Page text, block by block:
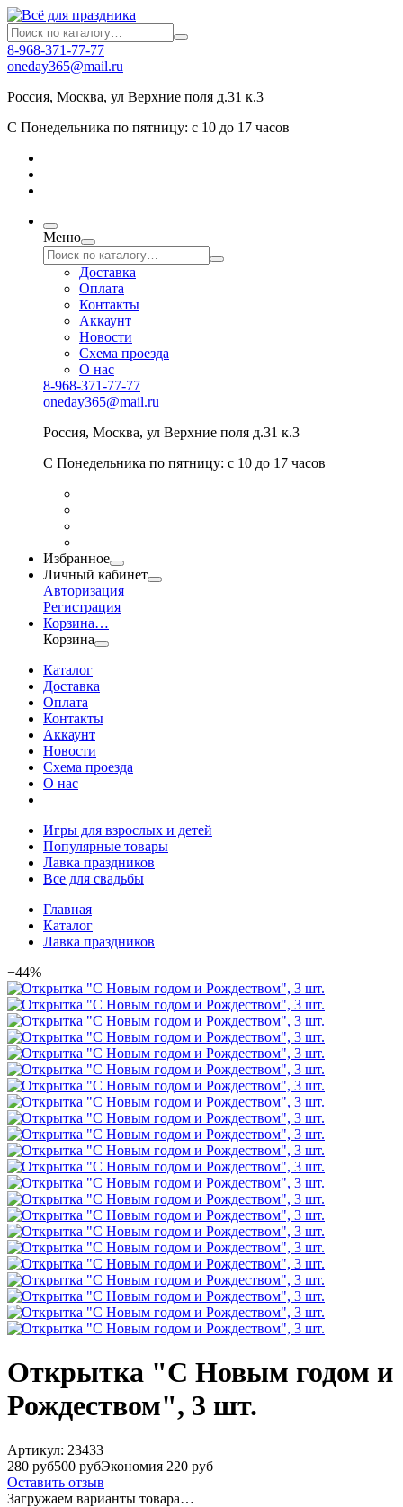
8-968-371-77-77
oneday365@mail.ru
Россия, Москва, ул Верхние поля д.31 к.3
С Понедельника по пятницу: с 10 до 17 часов
Меню
Доставка
Оплата
Контакты
Аккаунт
Новости
Схема проезда
О нас
8-968-371-77-77
oneday365@mail.ru
Россия, Москва, ул Верхние поля д.31 к.3
С Понедельника по пятницу: с 10 до 17 часов
Избранное
Личный кабинет
Авторизация
Регистрация
Корзина…
Корзина
Каталог
Доставка
Оплата
Контакты
Аккаунт
Новости
Схема проезда
О нас
Игры для взрослых и детей
Популярные товары
Лавка праздников
Все для свадьбы
Главная
Каталог
Лавка праздников
−44%
Открытка "С Новым годом и
Рождеством", 3 шт.
Артикул: 23433
280 руб500 рубЭкономия 220 руб
Оставить отзыв
Загружаем варианты товара…